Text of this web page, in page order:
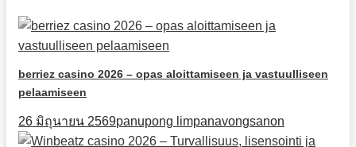
berriez casino 2026 – opas aloittamiseen ja vastuulliseen
pelaamiseen
26 มิถุนายน 2569panupong limpanavongsanon